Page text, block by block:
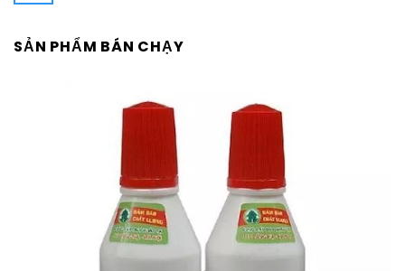
SẢN PHẨM BÁN CHẠY